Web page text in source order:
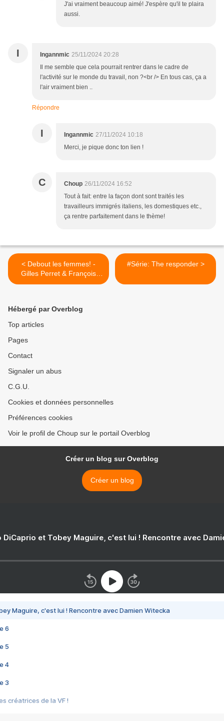
J'ai vraiment beaucoup aimé! J'espère qu'il te plaira
aussi.
I Ingannmic 25/11/2024 20:28
Il me semble que cela pourrait rentrer dans le cadre de
l'activité sur le monde du travail, non ?<br /> En tous cas, ça a
l'air vraiment bien ..
Répondre
I Ingannmic 27/11/2024 10:18
Merci, je pique donc ton lien !
C Choup 26/11/2024 16:52
Tout à fait: entre la façon dont sont traités les
travailleurs immigrés italiens, les domestiques etc.,
ça rentre parfaitement dans le thème!
< Debout les femmes! -
Gilles Perret & François
Ruffin
#Série: The responder >
Hébergé par Overblog
Top articles
Pages
Contact
Signaler un abus
C.G.U.
Cookies et données personnelles
Préférences cookies
Voir le profil de Choup sur le portail Overblog
Créer un blog sur Overblog
Créer un blog
DiCaprio et Tobey Maguire, c'est lui ! Rencontre avec
Maguire, c'est lui ! Rencontre avec Damien Witecka
6
5
4
3
créatrices de la VF !